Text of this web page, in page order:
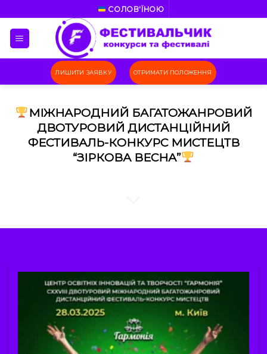
to
content
СОЛОВ'ЇНОЮ
ЛИШИТИ ЗАЯВКУ ОТРИМАТИ ПОЛОЖЕННЯ
МІЖНАРОДНИЙ БАГАТОЖАНРОВИЙ
ДВОТУРОВИЙ ДИСТАНЦІЙНИЙ
ФЕСТИВАЛЬ-КОНКУРС МИСТЕЦТВ
“ЗІРКОВА ВЕСНА”